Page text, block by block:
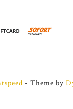
- Theme by